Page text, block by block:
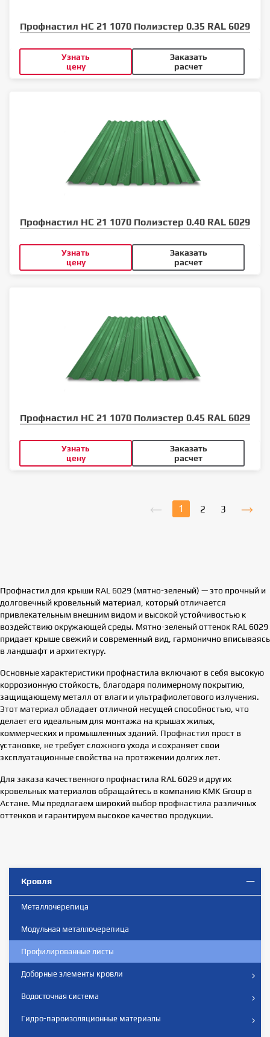
Кровля
Металлочерепица
Модульная металлочерепица
Профилированные листы
Доборные элементы кровли
Водосточная система
Гидро-пароизоляционные материалы
Профнастил НС 21 1070 Полиэстер 0.35 RAL 6029
Узнать
цену
Заказать
расчет
Профнастил НС 21 1070 Полиэстер 0.40 RAL 6029
Узнать
цену
Заказать
расчет
Профнастил НС 21 1070 Полиэстер 0.45 RAL 6029
Узнать
цену
Заказать
расчет
1 2 3
Профнастил для крыши RAL 6029 (мятно-зеленый) — это прочный и
долговечный кровельный материал, который отличается
привлекательным внешним видом и высокой устойчивостью к
воздействию окружающей среды. Мятно-зеленый оттенок RAL 6029
придает крыше свежий и современный вид, гармонично вписываясь
в ландшафт и архитектуру.
Основные характеристики профнастила включают в себя высокую
коррозионную стойкость, благодаря полимерному покрытию,
защищающему металл от влаги и ультрафиолетового излучения.
Этот материал обладает отличной несущей способностью, что
делает его идеальным для монтажа на крышах жилых,
коммерческих и промышленных зданий. Профнастил прост в
установке, не требует сложного ухода и сохраняет свои
эксплуатационные свойства на протяжении долгих лет.
Для заказа качественного профнастила RAL 6029 и других
кровельных материалов обращайтесь в компанию KMK Group в
Астане. Мы предлагаем широкий выбор профнастила различных
оттенков и гарантируем высокое качество продукции.